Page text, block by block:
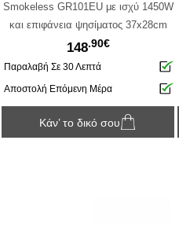
Smokeless GR101EU με ισχύ 1450W
και επιφάνεια ψησίματος 37x28cm
148.90€
Παραλαβή Σε 30 Λεπτά
Αποστολή Επόμενη Μέρα
Κάν’ το δικό σου